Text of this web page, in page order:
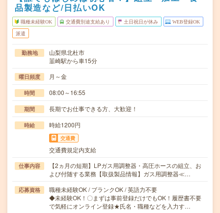
品製造など/日払いOK
職種未経験OK 交通費別途支給あり 土日祝日が休み WEB登録OK
派遣
勤務地
山梨県北杜市
韮崎駅から車15分
曜日頻度 月～金
時間 08:00～16:55
期間 長期でお仕事できる方、大歓迎！
時給 時給1200円
交通費
交通費規定内支給
仕事内容
【2ヵ月の短期】LPガス用調整器・高圧ホースの組立、お
よび付随する業務【取扱製品情報】ガス用調整器≪…
応募資格
職種未経験OK / ブランクOK / 英語力不要
◆未経験OK！〇まずは事前登録だけでもOK！履歴書不要
で気軽にオンライン登録★氏名・職種などを入力す…